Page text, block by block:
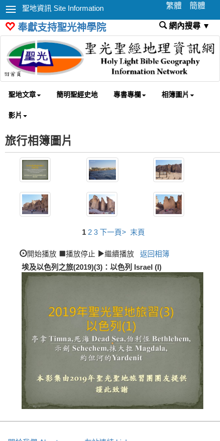
聖地資訊 Site Information 繁體 簡體
奉獻支持聖光神學院 網內搜尋 ▼
聖地文章 簡明聖經史地 專書專欄 相簿圖片
影片
旅行相簿圖片
1 2 3 下一頁> 末頁
開始播放 播放停止 繼續播放
返回相簿
埃及以色列之旅(2019)(3)：以色列 Israel (I)